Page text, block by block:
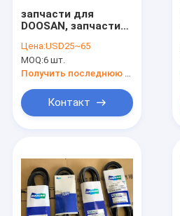
Продукция
О Компании
запчасти для
DOOSAN, запчасти
поршневое кольцо
для двигателя
Doosan,65.02503-
0057,65.02503-
0679,65.02503-0672
Цена:USD25~65
MOQ:6 шт.
Получить последнюю цену
Контакт